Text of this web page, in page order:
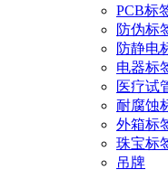
PCB标
防伪标
防静电
电器标
医疗试
耐腐蚀
外箱标
珠宝标
吊牌